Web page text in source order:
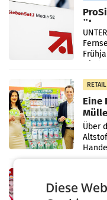
RETAIL
Eine
Über
Diese